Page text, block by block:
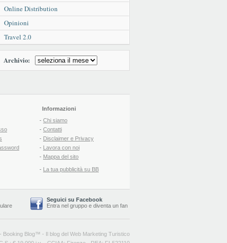
Online Distribution
Opinioni
Travel 2.0
Archivio:
Informazioni
- Chi siamo
- Contatti
- Disclaimer e Privacy
- Lavora con noi
- Mappa del sito
- La tua pubblicità su BB
Seguici su Facebook
Entra nel gruppo e diventa un fan
Booking Blog™ - Il blog del Web Marketing Turistico